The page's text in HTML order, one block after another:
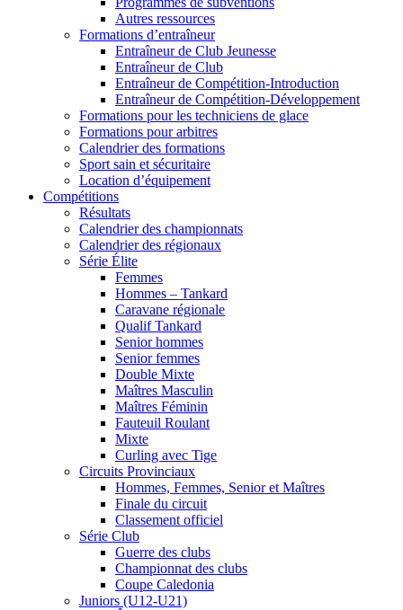
Autres ressources
Formations d’entraîneur
Entraîneur de Club Jeunesse
Entraîneur de Club
Entraîneur de Compétition-Introduction
Entraîneur de Compétition-Développement
Formations pour les techniciens de glace
Formations pour arbitres
Calendrier des formations
Sport sain et sécuritaire
Location d’équipement
Compétitions
Résultats
Calendrier des championnats
Calendrier des régionaux
Série Élite
Femmes
Hommes – Tankard
Caravane régionale
Qualif Tankard
Senior hommes
Senior femmes
Double Mixte
Maîtres Masculin
Maîtres Féminin
Fauteuil Roulant
Mixte
Curling avec Tige
Circuits Provinciaux
Hommes, Femmes, Senior et Maîtres
Finale du circuit
Classement officiel
Série Club
Guerre des clubs
Championnat des clubs
Coupe Caledonia
Juniors (U12-U21)